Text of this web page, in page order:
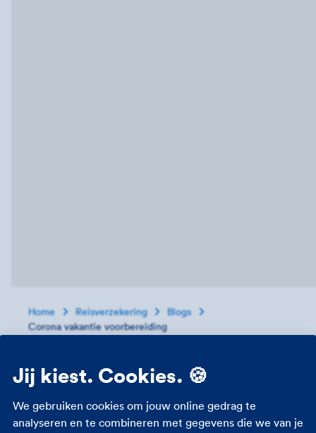
Home Reisverzekering
Blogs
Corona vakantie voorbereiding
zo vanzelfsprekend als het voor veel van ons altijd
was. Dankzij het coronavirus heb je nu te maken
met veranderende kleurcodes, testresultaten en
quarantaineplicht. Zie je door de bomen het bos
Jij kiest. Cookies. 🍪
We gebruiken cookies om jouw online gedrag te
analyseren en te combineren met gegevens die we van je